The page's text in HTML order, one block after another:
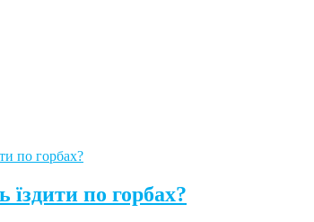
їздити по горбах?